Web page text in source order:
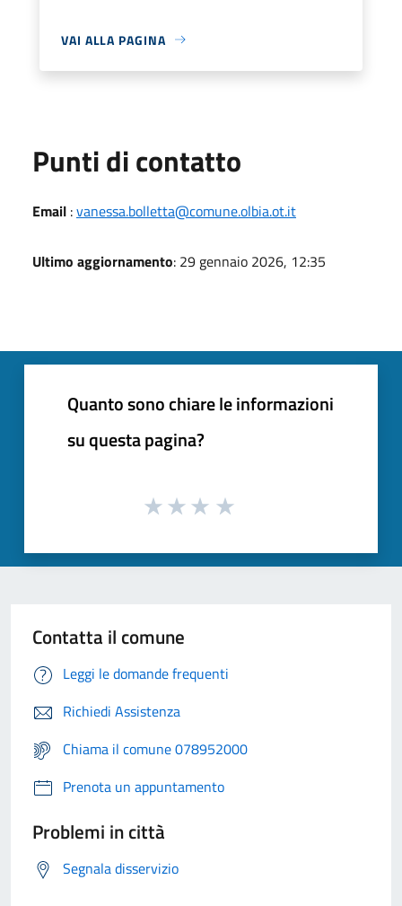
VAI ALLA PAGINA
Punti di contatto
Email :vanessa.bolletta@comune.olbia.ot.it
Ultimo aggiornamento: 29 gennaio 2026, 12:35
Quanto sono chiare le informazioni
su questa pagina?
Contatta il comune
Leggi le domande frequenti
Richiedi Assistenza
Chiama il comune 078952000
Prenota un appuntamento
Problemi in città
Segnala disservizio